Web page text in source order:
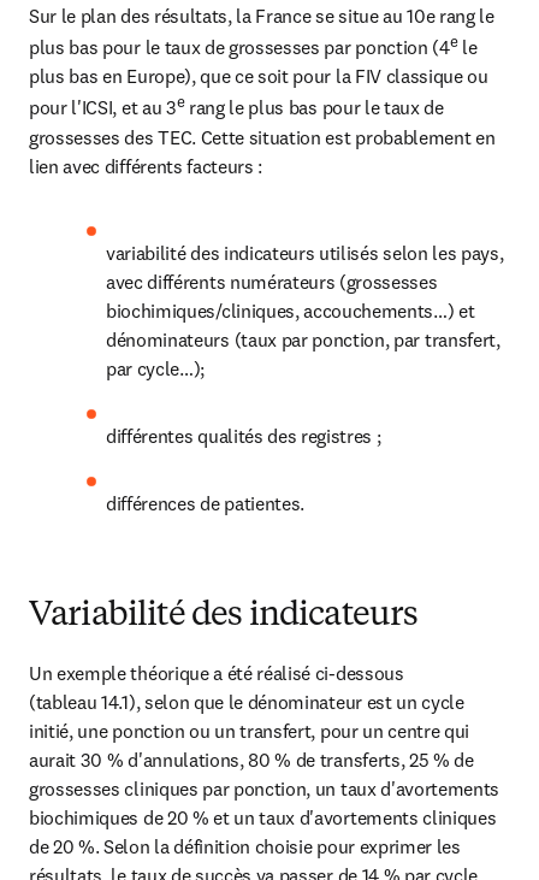
Sur le plan des résultats, la France se situe au 10e rang le
plus bas pour le taux de grossesses par ponction (4e le
plus bas en Europe), que ce soit pour la FIV classique ou
pour l'ICSI, et au 3e rang le plus bas pour le taux de
grossesses des TEC. Cette situation est probablement en
lien avec différents facteurs :
variabilité des indicateurs utilisés selon les pays,
avec différents numérateurs (grossesses
biochimiques/cliniques, accouchements…) et
dénominateurs (taux par ponction, par transfert,
par cycle…);
différentes qualités des registres ;
différences de patientes.
Variabilité des indicateurs
Un exemple théorique a été réalisé ci-dessous
(tableau 14.1), selon que le dénominateur est un cycle
initié, une ponction ou un transfert, pour un centre qui
aurait 30 % d'annulations, 80 % de transferts, 25 % de
grossesses cliniques par ponction, un taux d'avortements
biochimiques de 20 % et un taux d'avortements cliniques
de 20 %. Selon la définition choisie pour exprimer les
résultats, le taux de succès va passer de 14 % par cycle